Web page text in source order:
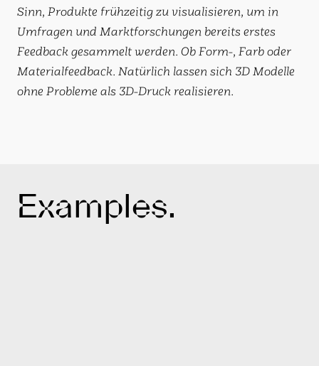
Sinn, Produkte frühzeitig zu visualisieren, um in
Umfragen und Marktforschungen bereits erstes
Feedback gesammelt werden. Ob Form-, Farb oder
Materialfeedback. Natürlich lassen sich 3D Modelle
ohne Probleme als 3D-Druck realisieren.
Examples.